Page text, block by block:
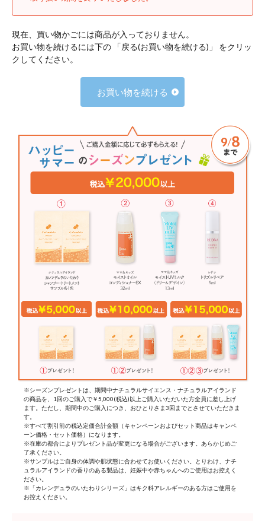
現在、買い物かごには商品が入っておりません。
お買い物を続けるには下の 「戻る(お買い物を続ける)」 をクリッ
クしてください。
お買い物を続ける
※シーズンプレゼントは、期間中ナチュラルサイエンス・ナチュラルアイランド
の商品を、1回のご購入で￥5,000(税込)以上ご購入いただいた方全員に差し上げ
ます。ただし、期間中のご購入につき、おひとりさま3回までとさせていただきま
す。
※すべて割引前の税込定価合計金額（キャンペーンおよびセット商品はキャンペ
ーン価格・セット価格）になります。
※在庫の都合によりプレゼント品が変更になる場合がございます。あらかじめご
了承ください。
※サンプルはご自身の体調や肌状態に合わせてお使いください。とりわけ、ナチ
ュラルアイランドの香りのある製品は、妊娠中や赤ちゃんへのご使用はお控えく
ださい。
※「カレンデュラのいたわりシリーズ」はキク科アレルギーのある方はご使用を
お控えください。